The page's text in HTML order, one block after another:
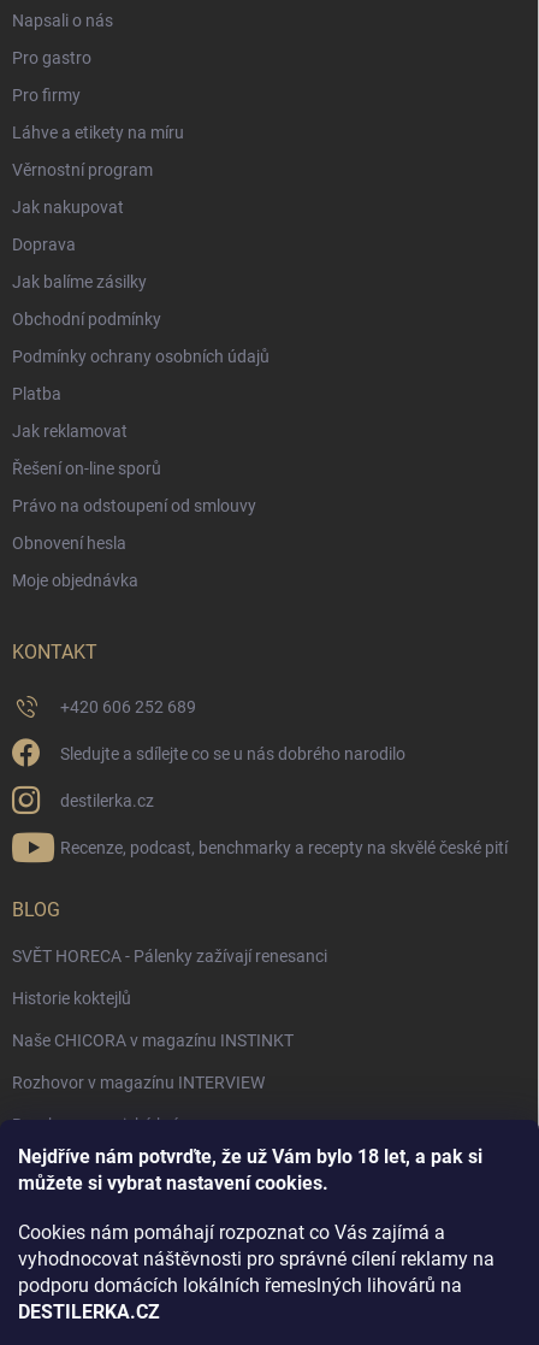
Nejdříve nám potvrďte, že už Vám bylo 18 let, a pak si
můžete si vybrat nastavení cookies.
Cookies nám pomáhají rozpoznat co Vás zajímá a
vyhodnocovat náštěvnosti pro správné cílení reklamy na
podporu domácích lokálních řemeslných lihovárů na
DESTILERKA.CZ
Napsali o nás
Pro gastro
Pro firmy
Láhve a etikety na míru
Věrnostní program
Jak nakupovat
Doprava
Jak balíme zásilky
Obchodní podmínky
Podmínky ochrany osobních údajů
Platba
Jak reklamovat
Řešení on-line sporů
Právo na odstoupení od smlouvy
Obnovení hesla
Moje objednávka
KONTAKT
+420 606 252 689
Sledujte a sdílejte co se u nás dobrého narodilo
destilerka.cz
Recenze, podcast, benchmarky a recepty na skvělé české pití
BLOG
SVĚT HORECA - Pálenky zažívají renesanci
Historie koktejlů
Naše CHICORA v magazínu INSTINKT
Rozhovor v magazínu INTERVIEW
Bourbon, americká krása.
Napsali v TÝDNU o naší práci
Rozhovor s DESTILERKA.CZ v magazínu DRINKING-CAT
Jak vybrat dárek na Vánoce